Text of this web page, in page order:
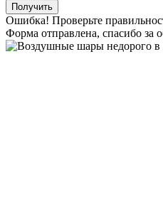
Получить
Ошибка! Проверьте
Форма отправлена, спасибо за